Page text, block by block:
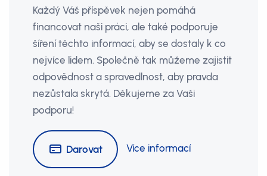
Každý Váš příspěvek nejen pomáhá
financovat naši práci, ale také podporuje
šíření těchto informací, aby se dostaly k co
nejvíce lidem. Společně tak můžeme zajistit
odpovědnost a spravedlnost, aby pravda
nezůstala skrytá. Děkujeme za Vaši
podporu!
Darovat Více informací